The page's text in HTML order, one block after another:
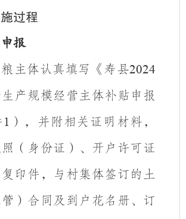
过程
报
主体认真填写《寿县2024
产规模经营主体补贴申报
1 ），并附相关证明材料，
（身份证）、开户许可证
复印件，与村集体签订的土
）合同及到户花名册、订